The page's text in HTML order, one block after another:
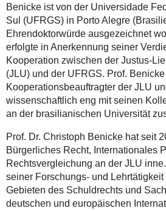
Benicke ist von der Universidade
Sul (UFRGS) in Porto Alegre
Ehrendoktorwürde ausgezeichnet
erfolgte in Anerkennung seiner
Kooperation zwischen der Justus-
(JLU) und der UFRGS. Prof.
Kooperationsbeauftragter der JLU
wissenschaftlich eng mit seinen
an der brasilianischen Universität
Prof. Dr. Christoph Benicke hat seit
Bürgerliches Recht, Internationales
Rechtsvergleichung an der JLU
seiner Forschungs- und
Gebieten des Schuldrechts und
deutschen und europäischen